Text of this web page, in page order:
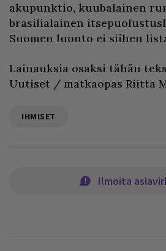
akupunktio, kuubalainen
brasilialainen
Suomen luonto ei siihen
Lainauksia osaksi tähän
Uutiset / matkaopas Riitta
IHMISET
Ilmoita